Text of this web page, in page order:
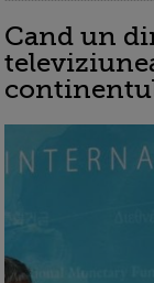
Cand un